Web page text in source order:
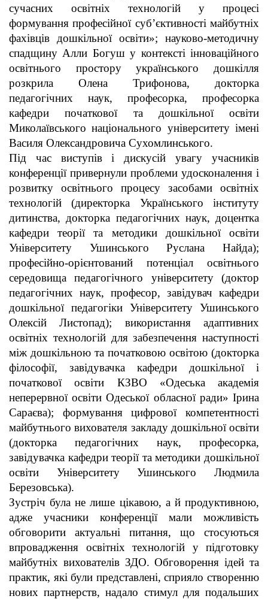
сучасних освітніх технологій у процесі
формування професійної суб’єктивності майбутніх
фахівців дошкільної освіти»; науково-методичну
спадщину Алли Богуш у контексті інноваційного
освітнього простору українського дошкілля
розкрила Олена Трифонова, докторка
педагогічних наук, професорка, професорка
кафедри початкової та дошкільної освіти
Миколаївського національного університету імені
Василя Олександровича Сухомлинського.
Під час виступів і дискусій увагу учасників
конференції привернули проблеми удосконалення і
розвитку освітнього процесу засобами освітніх
технологій (директорка Українського інституту
дитинства, докторка педагогічних наук, доцентка
кафедри теорії та методики дошкільної освіти
Університету Ушинського Руслана Найда);
професійно-орієнтований потенціал освітнього
середовища педагогічного університету (доктор
педагогічних наук, професор, завідувач кафедри
дошкільної педагогіки Університету Ушинського
Олексій Листопад); використання адаптивних
освітніх технологій для забезпечення наступності
між дошкільною та початковою освітою (докторка
філософії, завідувачка кафедри дошкільної і
початкової освіти КЗВО «Одеська академія
неперервної освіти Одеської обласної ради» Ірина
Сараєва); формування цифрової компетентності
майбутнього вихователя закладу дошкільної освіти
(докторка педагогічних наук, професорка,
завідувачка кафедри теорії та методики дошкільної
освіти Університету Ушинського Людмила
Березовська).
Зустріч була не лише цікавою, а й продуктивною,
адже учасники конференції мали можливість
обговорити актуальні питання, що стосуються
впровадження освітніх технологій у підготовку
майбутніх вихователів ЗДО. Обговорення ідей та
практик, які були представлені, сприяло створенню
нових партнерств, надало стимул для подальших